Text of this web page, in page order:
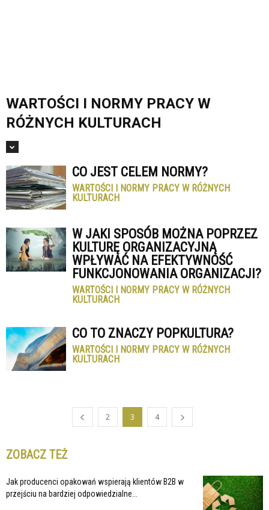
WARTOŚCI I NORMY PRACY W
RÓŻNYCH KULTURACH
CO JEST CELEM NORMY?
WARTOŚCI I NORMY PRACY W RÓŻNYCH
KULTURACH
W JAKI SPOSÓB MOŻNA POPRZEZ
KULTURĘ ORGANIZACYJNĄ
WPŁYWAĆ NA EFEKTYWNOŚĆ
FUNKCJONOWANIA ORGANIZACJI?
WARTOŚCI I NORMY PRACY W RÓŻNYCH
KULTURACH
CO TO ZNACZY POPKULTURA?
WARTOŚCI I NORMY PRACY W RÓŻNYCH
KULTURACH
2 3 4
ZOBACZ TEŻ
Jak producenci opakowań wspierają klientów B2B w
przejściu na bardziej odpowiedzialne...